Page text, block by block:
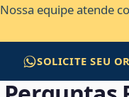
Nossa equipe atende
SOLICITE SEU